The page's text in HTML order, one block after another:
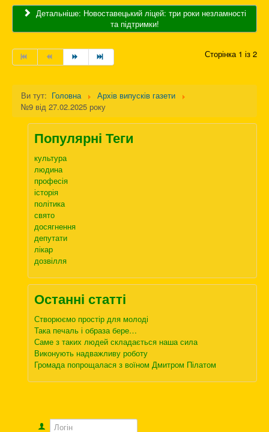
Детальніше: Новоставецький ліцей: три роки незламності
та підтримки!
Сторінка 1 із 2
Ви тут: Головна
Архів випусків газети
№9 від 27.02.2025 року
Популярні Теги
культура
людина
професія
історія
політика
свято
досягнення
депутати
лікар
дозвілля
Останні статті
Створюємо простір для молоді
Така печаль і образа бере…
Саме з таких людей складається наша сила
Виконують надважливу роботу
Громада попрощалася з воїном Дмитром Пілатом
Логін